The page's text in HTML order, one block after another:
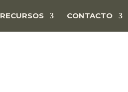
RECURSOS CONTACTO